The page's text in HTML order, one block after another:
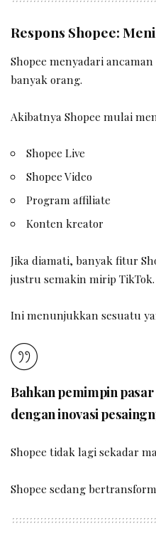
Respons Shopee:
Shopee menyadari
banyak orang.
Akibatnya Shopee mulai
Shopee Live
Shopee Video
Program affiliate
Konten kreator
Jika diamati, banyak fitur
justru semakin mirip TikTok.
Ini menunjukkan sesuatu
Bahkan pemimpin
dengan inovasi
Shopee tidak lagi sekadar
Shopee sedang